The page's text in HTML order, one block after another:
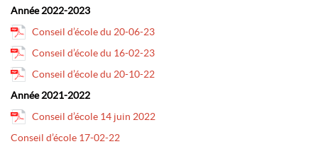
Année 2022-2023
Conseil d’école du 20-06-23
Conseil d’école du 16-02-23
Conseil d’école du 20-10-22
Année 2021-2022
Conseil d’école 14 juin 2022
Conseil d’école 17-02-22